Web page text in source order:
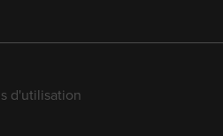
d'utilisation